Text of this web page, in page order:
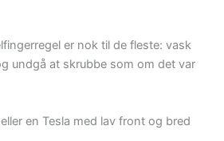
er nok til de fleste: vask
undgå at skrubbe som om det var
en Tesla med lav front og bred